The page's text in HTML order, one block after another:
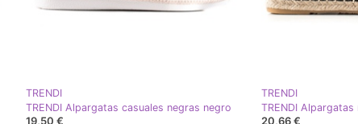
TRENDI
TRENDI Alpargatas casuales negras negro
19,50 €
TRENDI
TRENDI
20,66 €